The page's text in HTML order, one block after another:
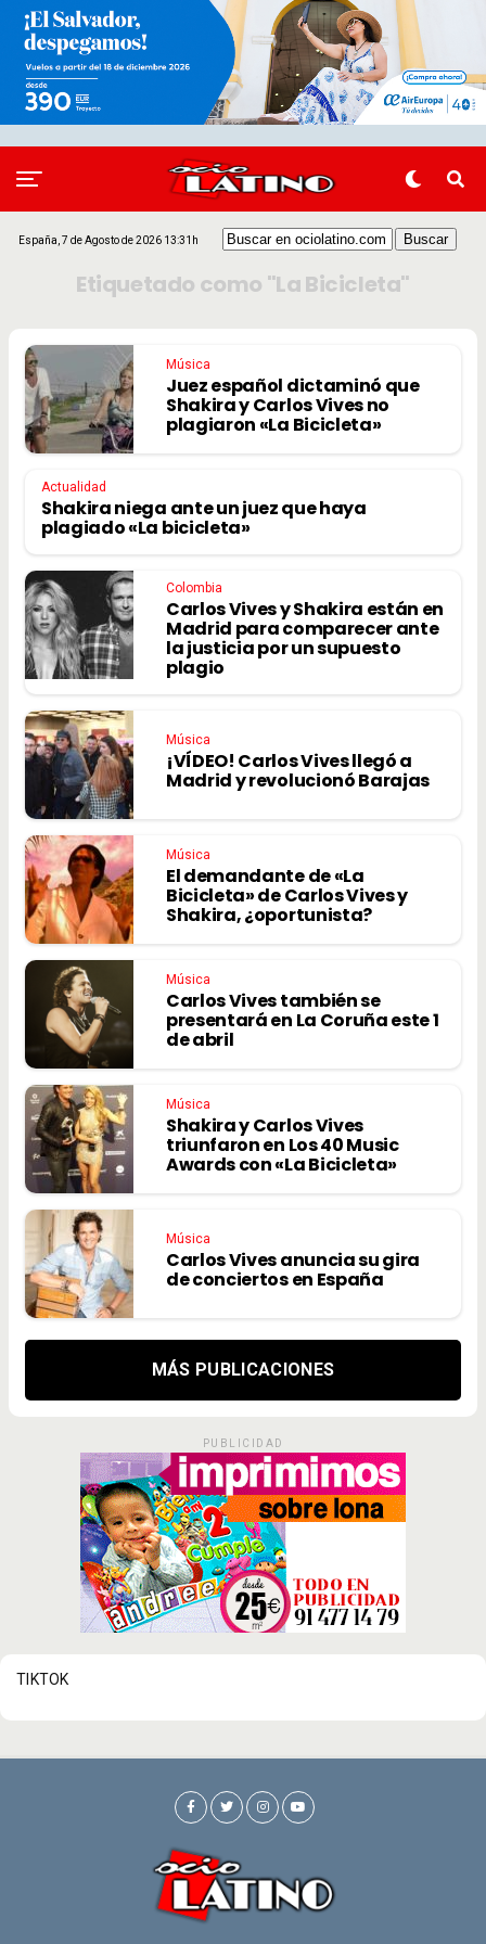
España, 7 de Agosto de 2026 13:31h
Etiquetado como "La Bicicleta"
Música
Juez español dictaminó que
Shakira y Carlos Vives no
plagiaron «La Bicicleta»
Actualidad
Shakira niega ante un juez que haya
plagiado «La bicicleta»
Colombia
Carlos Vives y Shakira están en
Madrid para comparecer ante
la justicia por un supuesto
plagio
Música
¡VÍDEO! Carlos Vives llegó a
Madrid y revolucionó Barajas
Música
El demandante de «La
Bicicleta» de Carlos Vives y
Shakira, ¿oportunista?
Música
Carlos Vives también se
presentará en La Coruña este 1
de abril
Música
Shakira y Carlos Vives
triunfaron en Los 40 Music
Awards con «La Bicicleta»
Música
Carlos Vives anuncia su gira
de conciertos en España
MÁS PUBLICACIONES
PUBLICIDAD
TIKTOK